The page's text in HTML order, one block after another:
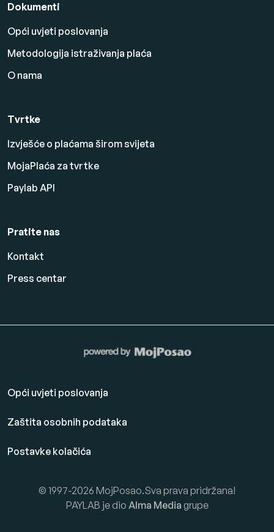
Dokumenti
Opći uvjeti poslovanja
Metodologija istraživanja plaća
O nama
Tvrtke
Izvješće o plaćama širom svijeta
MojaPlaća za tvrtke
Paylab API
Pratite nas
Kontakt
Press centar
Opći uvjeti poslovanja
Zaštita osobnih podataka
Postavke kolačića
© 1997-2026 MojPosao.Sva prava pridržana!
PAYLAB je dio Alma Media grupe